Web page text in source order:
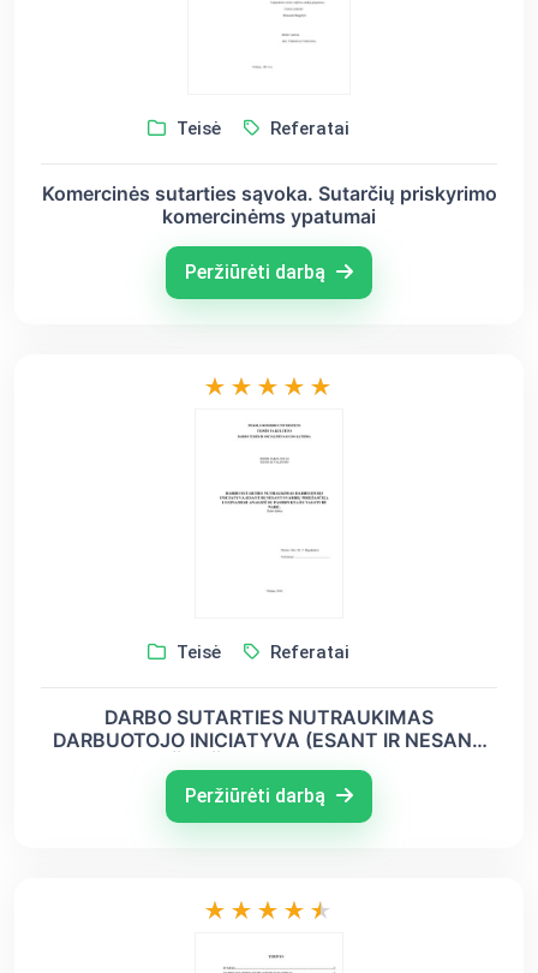
Teisė Referatai
Komercinės sutarties sąvoka. Sutarčių priskyrimo
komercinėms ypatumai
Peržiūrėti darbą
Teisė Referatai
DARBO SUTARTIES NUTRAUKIMAS
DARBUOTOJO INICIATYVA (ESANT IR NESANT
PASIRINKTA ES VALSTYBE NARE
Peržiūrėti darbą